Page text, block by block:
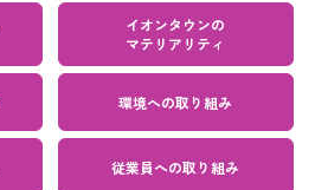
イオンタウンの
マテリアリティ
環境への取り組み
従業員への取り組み